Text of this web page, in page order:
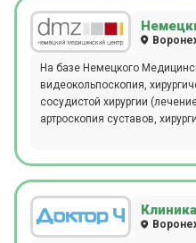
На базе Немецкого
видеокольпоскопия,
сосудистой хирургии
артроскопия суставов,
по эндопротезированию
предлагаются услуги
массаж. Прием проводится